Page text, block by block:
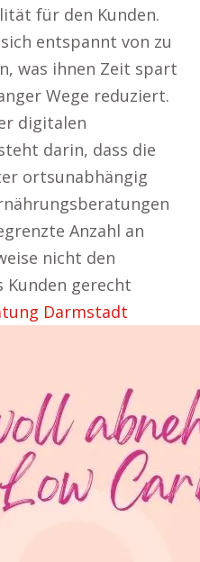
für den Kunden.
entspannt von zu
was ihnen Zeit spart
Wege reduziert.
digitalen
darin, dass die
ortsunabhängig
Anzahl an
nicht den
Kunden gerecht
Darmstadt